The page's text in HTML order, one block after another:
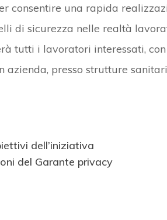
consentire una rapida
di sicurezza nelle realtà
tutti i lavoratori interessati,
presso strutture
dell’iniziativa
del Garante privacy